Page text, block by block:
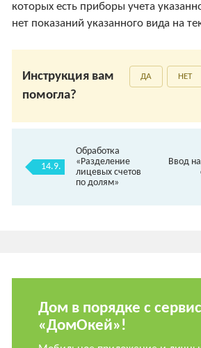
которых есть приборы учета
нет показаний указанного вида на
Инструкция вам
помогла?
ДА НЕТ
14.9.
Обработка
«Разделение
лицевых счетов
по долям»
Ввод
Дом в порядке с
«ДомОкей»!